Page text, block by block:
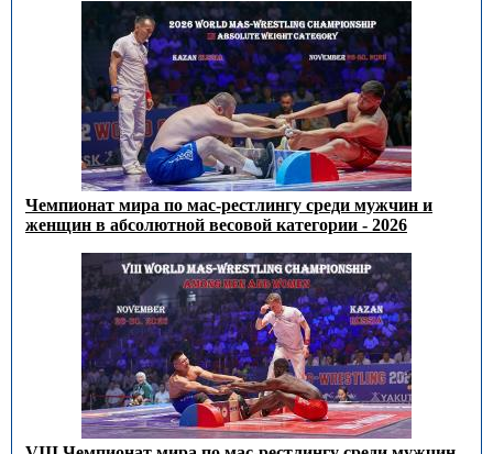
Чемпионат мира по мас-рестлингу среди мужчин и
женщин в абсолютной весовой категории - 2026